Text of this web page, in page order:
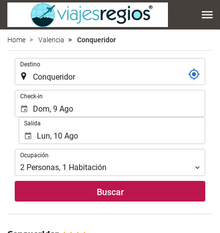
Home Valencia Conqueridor
Destino
Check-in
Salida
Ocupación
Ocupación
2 Personas, 1 Habitación
Buscar